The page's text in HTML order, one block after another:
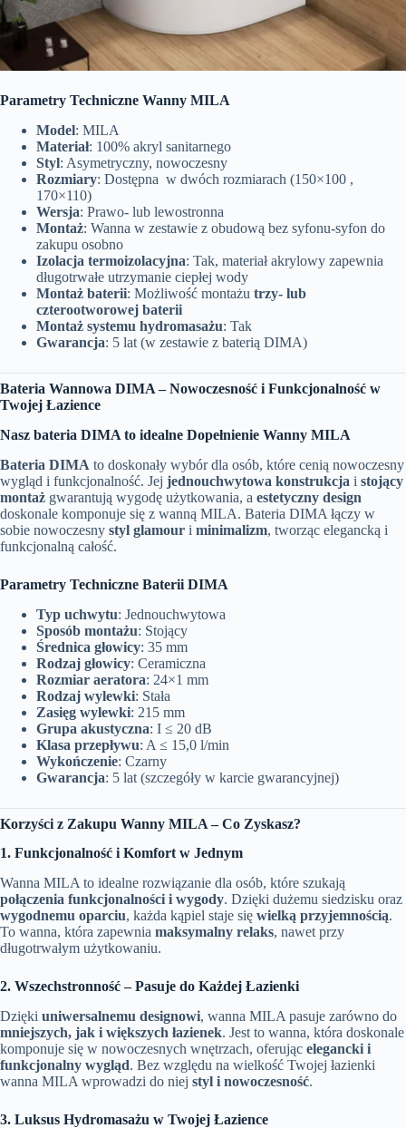
Parametry Techniczne Wanny MILA
Model: MILA
Materiał: 100% akryl sanitarnego
Styl: Asymetryczny, nowoczesny
Rozmiary: Dostępna w dwóch rozmiarach (150×100 ,
170×110)
Wersja: Prawo- lub lewostronna
Montaż: Wanna w zestawie z obudową bez syfonu-syfon do
zakupu osobno
Izolacja termoizolacyjna: Tak, materiał akrylowy zapewnia
długotrwałe utrzymanie ciepłej wody
Montaż baterii: Możliwość montażu trzy- lub
czterootworowej baterii
Montaż systemu hydromasażu: Tak
Gwarancja: 5 lat (w zestawie z baterią DIMA)
Bateria Wannowa DIMA – Nowoczesność i Funkcjonalność w
Twojej Łazience
Nasz bateria DIMA to idealne Dopełnienie Wanny MILA
Bateria DIMA to doskonały wybór dla osób, które cenią nowoczesny
wygląd i funkcjonalność. Jej jednouchwytowa konstrukcja i stojący
montaż gwarantują wygodę użytkowania, a estetyczny design
doskonale komponuje się z wanną MILA. Bateria DIMA łączy w
sobie nowoczesny styl glamour i minimalizm, tworząc elegancką i
funkcjonalną całość.
Parametry Techniczne Baterii DIMA
Typ uchwytu: Jednouchwytowa
Sposób montażu: Stojący
Średnica głowicy: 35 mm
Rodzaj głowicy: Ceramiczna
Rozmiar aeratora: 24×1 mm
Rodzaj wylewki: Stała
Zasięg wylewki: 215 mm
Grupa akustyczna: I ≤ 20 dB
Klasa przepływu: A ≤ 15,0 l/min
Wykończenie: Czarny
Gwarancja: 5 lat (szczegóły w karcie gwarancyjnej)
Korzyści z Zakupu Wanny MILA – Co Zyskasz?
1. Funkcjonalność i Komfort w Jednym
Wanna MILA to idealne rozwiązanie dla osób, które szukają
połączenia funkcjonalności i wygody. Dzięki dużemu siedzisku oraz
wygodnemu oparciu, każda kąpiel staje się wielką przyjemnością.
To wanna, która zapewnia maksymalny relaks, nawet przy
długotrwałym użytkowaniu.
2. Wszechstronność – Pasuje do Każdej Łazienki
Dzięki uniwersalnemu designowi, wanna MILA pasuje zarówno do
mniejszych, jak i większych łazienek. Jest to wanna, która doskonale
komponuje się w nowoczesnych wnętrzach, oferując elegancki i
funkcjonalny wygląd. Bez względu na wielkość Twojej łazienki
wanna MILA wprowadzi do niej styl i nowoczesność.
3. Luksus Hydromasażu w Twojej Łazience